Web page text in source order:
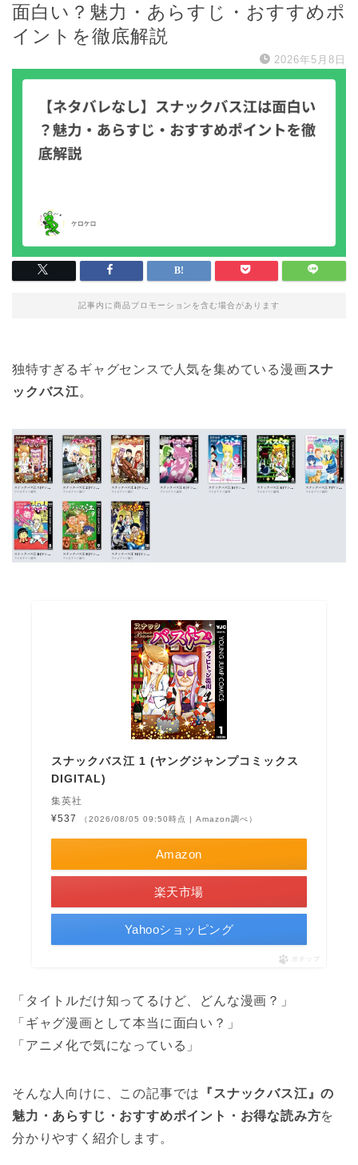
面白い？魅力・あらすじ・おすすめポ
イントを徹底解説
2026年5月8日
記事内に商品プロモーションを含む場合があります
独特すぎるギャグセンスで人気を集めている漫画スナ
ックバス江。
スナックバス江 1 (ヤングジャンプコミックス
DIGITAL)
集英社
¥537
（2026/08/05 09:50時点 | Amazon調べ）
Amazon
楽天市場
Yahooショッピング
ポチップ
「タイトルだけ知ってるけど、どんな漫画？」
「ギャグ漫画として本当に面白い？」
「アニメ化で気になっている」
そんな人向けに、この記事では
『スナックバス江』の
魅力・あらすじ・おすすめポイント・お得な読み方を
分かりやすく紹介します。